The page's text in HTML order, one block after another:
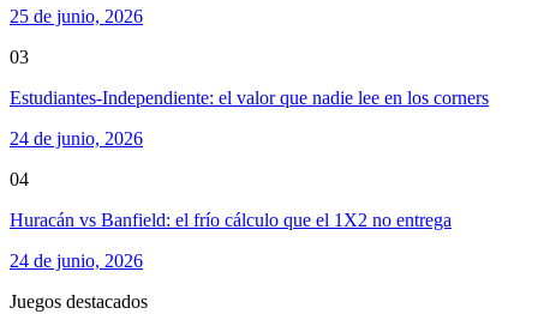
25 de junio, 2026
03
Estudiantes-Independiente: el valor que nadie lee en los corners
24 de junio, 2026
04
Huracán vs Banfield: el frío cálculo que el 1X2 no entrega
24 de junio, 2026
Juegos destacados